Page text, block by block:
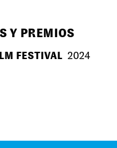
Y PREMIOS
FESTIVAL 2024